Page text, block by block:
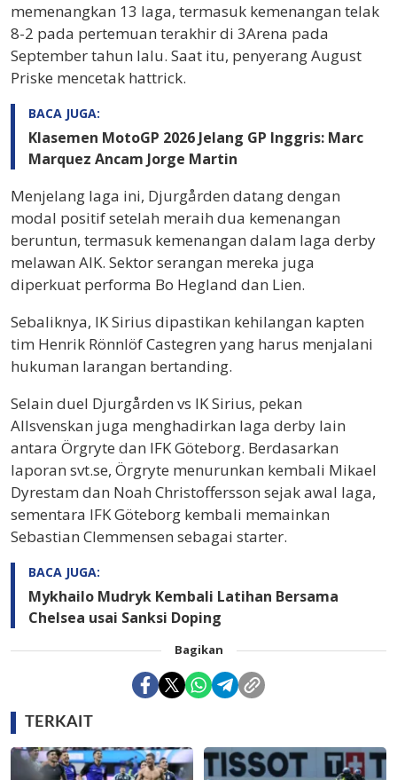
memenangkan 13 laga, termasuk kemenangan telak
8-2 pada pertemuan terakhir di 3Arena pada
September tahun lalu. Saat itu, penyerang August
Priske mencetak hattrick.
BACA JUGA:
Klasemen MotoGP 2026 Jelang GP Inggris: Marc
Marquez Ancam Jorge Martin
Menjelang laga ini, Djurgården datang dengan
modal positif setelah meraih dua kemenangan
beruntun, termasuk kemenangan dalam laga derby
melawan AIK. Sektor serangan mereka juga
diperkuat performa Bo Hegland dan Lien.
Sebaliknya, IK Sirius dipastikan kehilangan kapten
tim Henrik Rönnlöf Castegren yang harus menjalani
hukuman larangan bertanding.
Selain duel Djurgården vs IK Sirius, pekan
Allsvenskan juga menghadirkan laga derby lain
antara Örgryte dan IFK Göteborg. Berdasarkan
laporan svt.se, Örgryte menurunkan kembali Mikael
Dyrestam dan Noah Christoffersson sejak awal laga,
sementara IFK Göteborg kembali memainkan
Sebastian Clemmensen sebagai starter.
BACA JUGA:
Mykhailo Mudryk Kembali Latihan Bersama
Chelsea usai Sanksi Doping
Bagikan
TERKAIT